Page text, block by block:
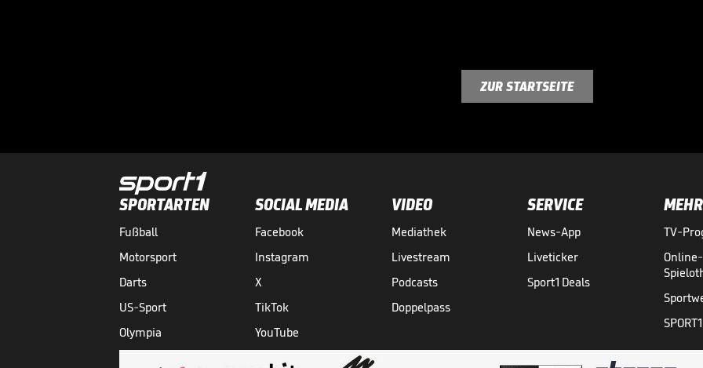
ZUR STARTSEITE
SPORTARTEN
Fußball
Motorsport
Darts
US-Sport
Olympia
SOCIAL MEDIA
Facebook
Instagram
X
TikTok
YouTube
VIDEO
Mediathek
Livestream
Podcasts
Doppelpass
SERVICE
News-App
Liveticker
Sport1 Deals
MEHR
TV-